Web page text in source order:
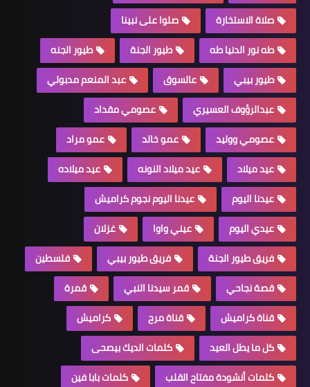
صلاة الاستخارة
صلوا على نبينا
طه نور الدنيا طه
طيور الجنة
طيور الجنه
طيور بيبي
عالسوق
عبد المنعم مدبولي
عبدالرؤوف العسيري
عصومي مقداد
عصومي ووليد
عمو خالد
عمو مراد
عيد ميلاد
عيد ميلاد النونه
عيد ميلاده
عيدنا اليوم
عيدنا اليوم نجوم كراميش
عيدي اليوم
عيني واوا
غزلان
فريق طيور الجنة
فريق طيور بيبي
فلسطين
قصة نجاحي
قمر سيدنا النبي
قمرة
قناة كراميش
قناة مرح
كراميش
كل ما يطل العيد
كلمات الديك بيصحى
كلمات أنشودة مفتاح القلب
كلمات بابا فين